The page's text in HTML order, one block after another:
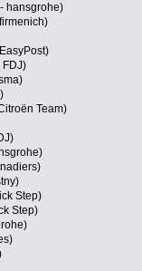
hansgrohe)
FDJ)
Team)
Step)
Step)